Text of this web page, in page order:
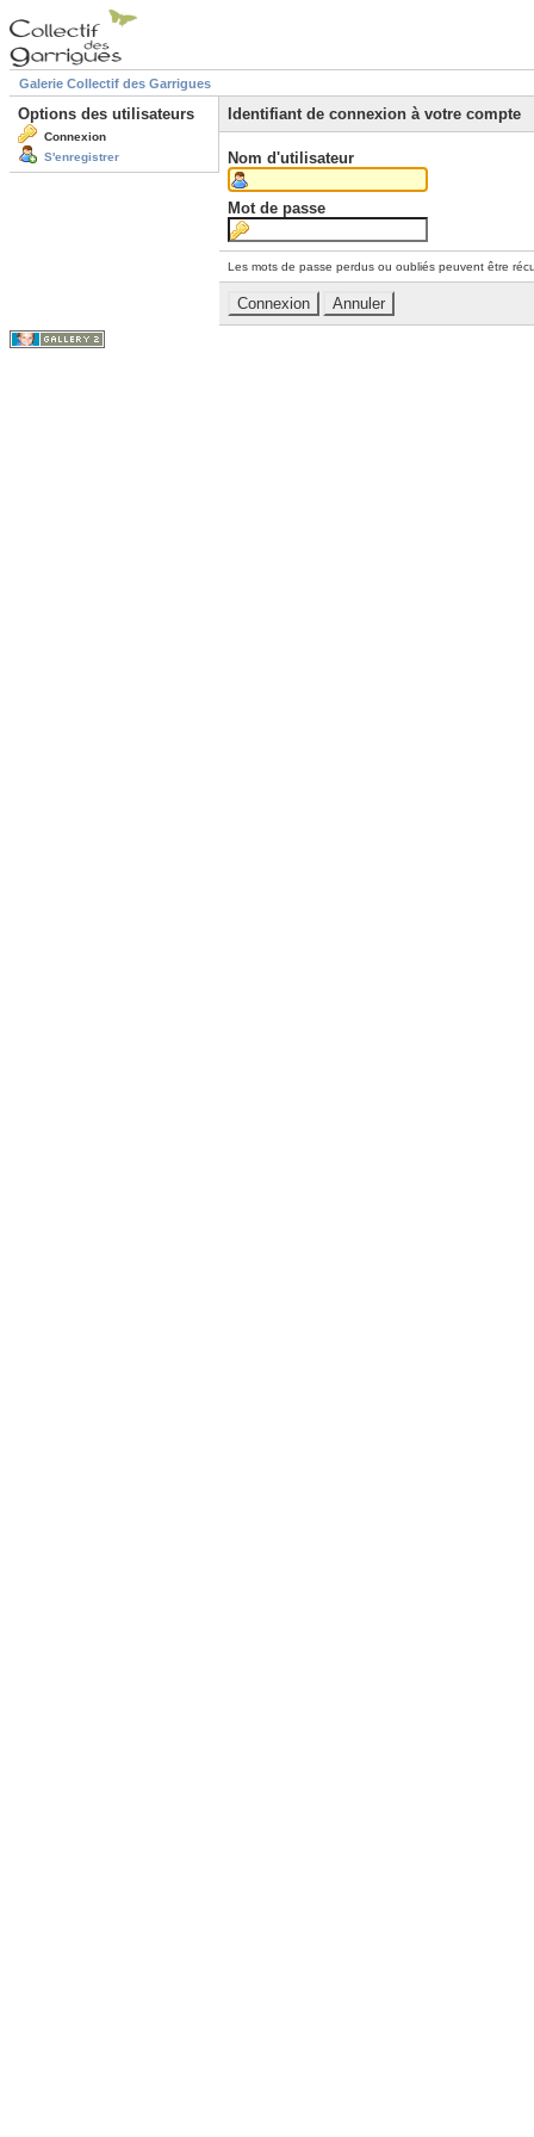
Galerie Collectif des Garrigues
Options des utilisateurs
Connexion
S'enregistrer
Identifiant de connexion à votre compte
Nom d'utilisateur
Mot de passe
Les mots de passe perdus ou oubliés peuvent être